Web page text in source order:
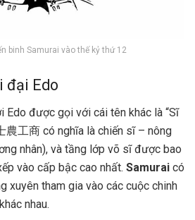
binh Samurai vào thế kỷ thứ 12
đại Edo
Edo được gọi với cái tên khác là “Sĩ
農工商 có nghĩa là chiến sĩ – nông
nhân), và tầng lớp võ sĩ được bao
vào cấp bậc cao nhất. Samurai có
xuyên tham gia vào các cuộc chinh
nhau.